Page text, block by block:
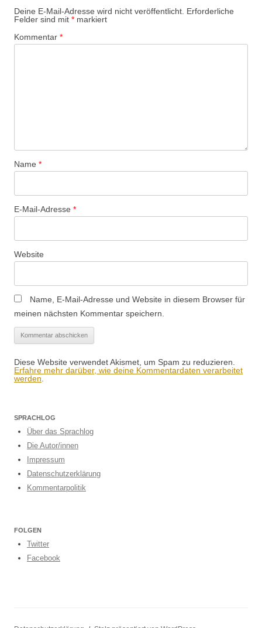
Deine E-Mail-Adresse wird nicht veröffentlicht. Erforderliche
Felder sind mit * markiert
Kommentar *
Name *
E-Mail-Adresse *
Website
Name, E-Mail-Adresse und Website in diesem Browser für
meinen nächsten Kommentar speichern.
Diese Website verwendet Akismet, um Spam zu reduzieren.
Erfahre mehr darüber, wie deine Kommentardaten verarbeitet
werden
SPRACHLOG
Über das Sprachlog
Die Autor/innen
Impressum
Datenschutzerklärung
Kommentarpolitik
FOLGEN
Twitter
Facebook